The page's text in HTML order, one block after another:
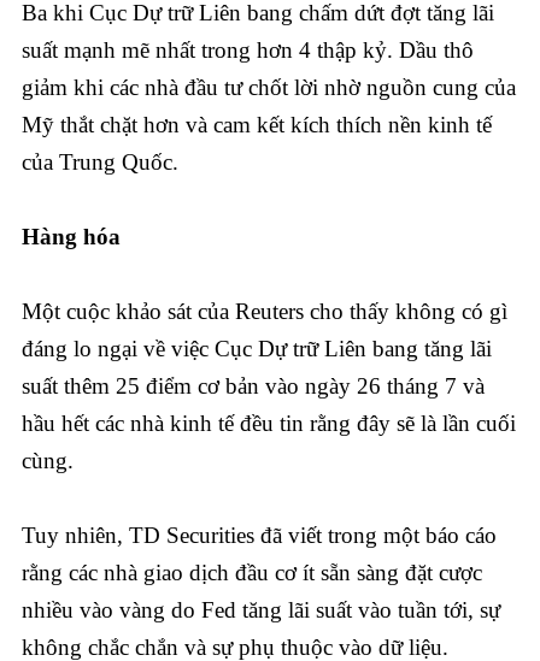
Ba khi Cục Dự trữ Liên bang chấm dứt đợt tăng lãi
suất mạnh mẽ nhất trong hơn 4 thập kỷ. Dầu thô
giảm khi các nhà đầu tư chốt lời nhờ nguồn cung của
Mỹ thắt chặt hơn và cam kết kích thích nền kinh tế
của Trung Quốc.
Hàng hóa
Một cuộc khảo sát của Reuters cho thấy không có gì
đáng lo ngại về việc Cục Dự trữ Liên bang tăng lãi
suất thêm 25 điểm cơ bản vào ngày 26 tháng 7 và
hầu hết các nhà kinh tế đều tin rằng đây sẽ là lần cuối
cùng.
Tuy nhiên, TD Securities đã viết trong một báo cáo
rằng các nhà giao dịch đầu cơ ít sẵn sàng đặt cược
nhiều vào vàng do Fed tăng lãi suất vào tuần tới, sự
không chắc chắn và sự phụ thuộc vào dữ liệu.